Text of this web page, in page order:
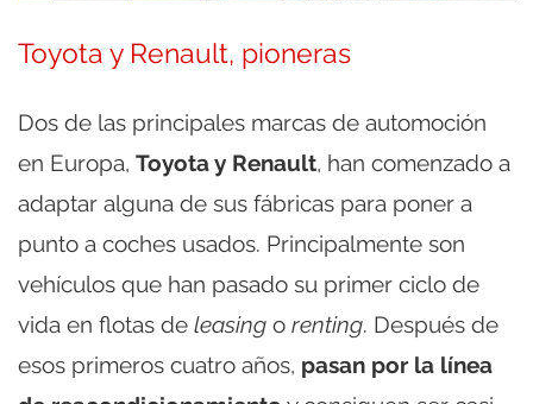
Toyota y Renault, pioneras
Dos de las principales marcas de automoción
en Europa, Toyota y Renault, han comenzado a
adaptar alguna de sus fábricas para poner a
punto a coches usados. Principalmente son
vehículos que han pasado su primer ciclo de
vida en flotas de leasing o renting. Después de
esos primeros cuatro años, pasan por la línea